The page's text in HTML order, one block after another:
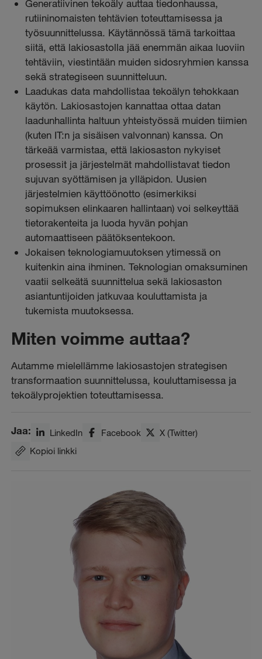
Generatiivinen tekoäly auttaa tiedonhaussa,
rutiininomaisten tehtävien toteuttamisessa ja
työsuunnittelussa. Käytännössä tämä tarkoittaa
siitä, että lakiosastolla jää enemmän aikaa luoviin
tehtäviin, viestintään muiden sidosryhmien kanssa
sekä strategiseen suunnitteluun.
Laadukas data mahdollistaa tekoälyn tehokkaan
käytön. Lakiosastojen kannattaa ottaa datan
laadunhallinta haltuun yhteistyössä muiden tiimien
(kuten IT:n ja sisäisen valvonnan) kanssa. On
tärkeää varmistaa, että lakiosaston nykyiset
prosessit ja järjestelmät mahdollistavat tiedon
sujuvan syöttämisen ja ylläpidon. Uusien
järjestelmien käyttöönotto (esimerkiksi
sopimuksen elinkaaren hallintaan) voi selkeyttää
tietorakenteita ja luoda hyvän pohjan
automaattiseen päätöksentekoon.
Jokaisen teknologiamuutoksen ytimessä on
kuitenkin aina ihminen. Teknologian omaksuminen
vaatii selkeätä suunnittelua sekä lakiosaston
asiantuntijoiden jatkuvaa kouluttamista ja
tukemista muutoksessa.
Miten voimme auttaa?
Autamme mielellämme lakiosastojen strategisen
transformaation suunnittelussa, kouluttamisessa ja
tekoälyprojektien toteuttamisessa.
Jaa: LinkedIn Facebook
X (Twitter)
Kopioi linkki